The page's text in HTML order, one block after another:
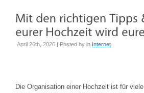
April 26th, 2026 | Posted by in Internet
Die Organisation einer Hochzeit ist für viele